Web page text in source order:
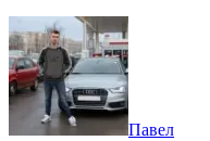
Павел